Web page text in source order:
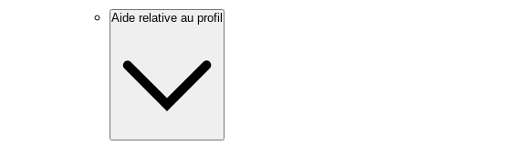
Aide relative au profil